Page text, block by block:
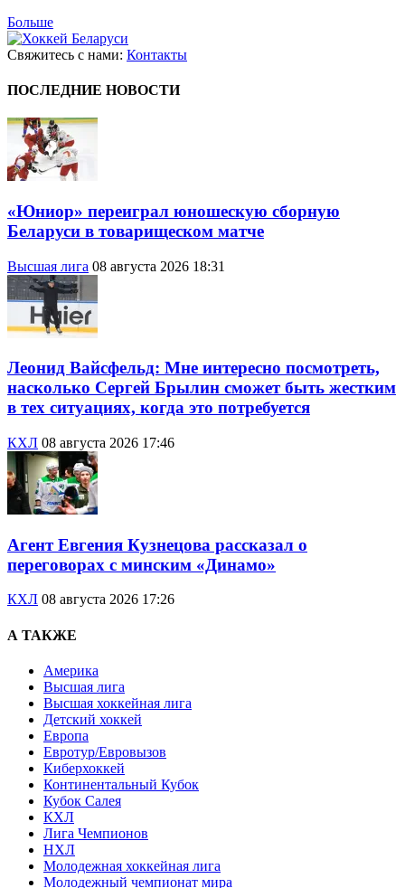
Больше
Свяжитесь с нами: Контакты
ПОСЛЕДНИЕ НОВОСТИ
«Юниор» переиграл юношескую сборную
Беларуси в товарищеском матче
Высшая лига 08 августа 2026 18:31
Леонид Вайсфельд: Мне интересно посмотреть,
насколько Сергей Брылин сможет быть жестким
в тех ситуациях, когда это потребуется
КХЛ 08 августа 2026 17:46
Агент Евгения Кузнецова рассказал о
переговорах с минским «Динамо»
КХЛ 08 августа 2026 17:26
А ТАКЖЕ
Америка
Высшая лига
Высшая хоккейная лига
Детский хоккей
Европа
Евротур/Евровызов
Киберхоккей
Континентальный Кубок
Кубок Салея
КХЛ
Лига Чемпионов
НХЛ
Молодежная хоккейная лига
Молодежный чемпионат мира